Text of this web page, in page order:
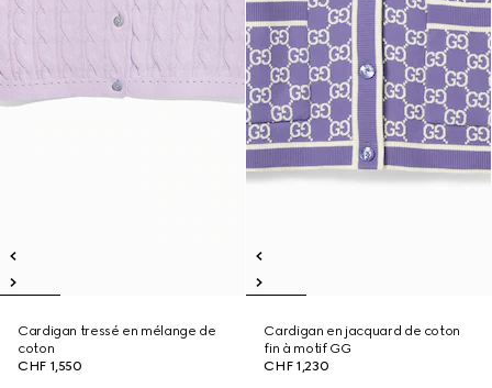
Cardigan tressé en mélange de
coton
CHF 1,550
Cardigan en jacquard de coton
fin à motif GG
CHF 1,230